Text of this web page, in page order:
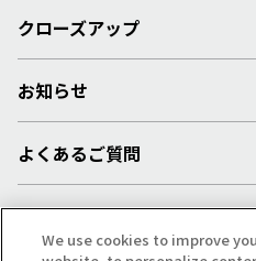
クローズアップ
お知らせ
よくあるご質問
採用情報
We use cookies to improve